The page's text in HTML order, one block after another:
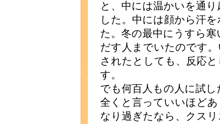
と、中には温かいを通
した。中には顔から汗
た。冬の最中にうすら
だす人までいたのです
されたとしても、反応
す。
でも何百人もの人に試
全くと言っていいほど
なり過ぎたなら、クス